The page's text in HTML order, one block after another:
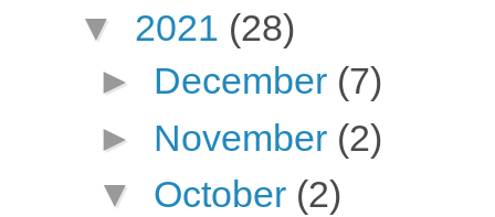
▼ 2021 (28)
► December (7)
► November (2)
▼ October (2)